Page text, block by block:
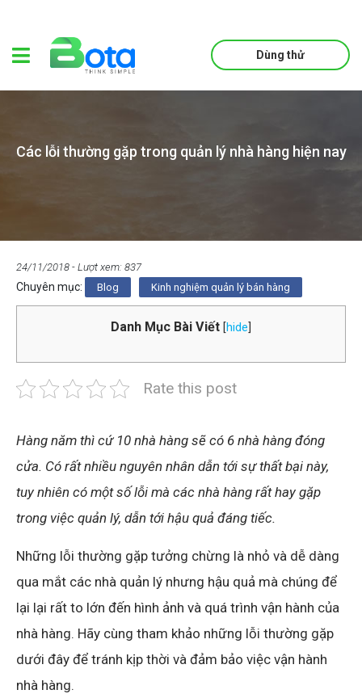
Dùng thử
Các lỗi thường gặp trong quản lý nhà hàng hiện nay
24/11/2018 - Lượt xem: 837
Chuyên mục: Blog Kinh nghiệm quản lý bán hàng
Danh Mục Bài Viết [hide
Rate this post
Hàng năm thì cứ 10 nhà hàng sẽ có 6 nhà hàng đóng
cửa. Có rất nhiều nguyên nhân dẫn tới sự thất bại này,
tuy nhiên có một số lỗi mà các nhà hàng rất hay gặp
trong việc quản lý, dẫn tới hậu quả đáng tiếc.
Những lỗi thường gặp tưởng chừng là nhỏ và dễ dàng
qua mắt các nhà quản lý nhưng hậu quả mà chúng để
lại lại rất to lớn đến hình ảnh và quá trình vận hành của
nhà hàng. Hãy cùng tham khảo những lỗi thường gặp
dưới đây để tránh kịp thời và đảm bảo việc vận hành
nhà hàng.